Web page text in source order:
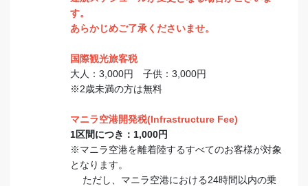
す。
あらかじめご了承くださいませ。
国際観光旅客税
大人：3,000円 子供：3,000円
※2歳未満の方は無料
マニラ空港開発税(Infrastructure Fee)
1区間につき：1,000円
※マニラ空港を離着陸するすべてのお客様が対象
となります。
ただし、マニラ空港における24時間以内の乗